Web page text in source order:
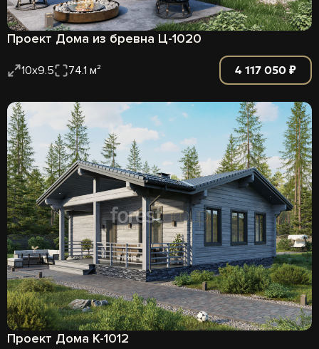
Проект Дома из бревна Ц-1020
10х9.5 74.1 м² 4 117 050 ₽
Проект Дома К-1012